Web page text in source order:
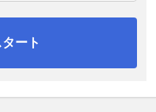
ート